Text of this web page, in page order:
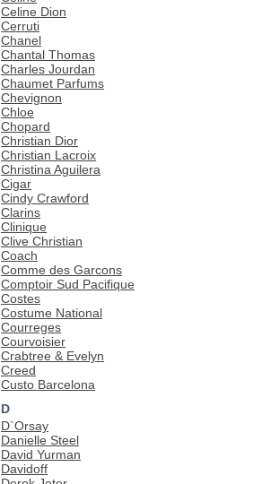
Celine Dion
Cerruti
Chanel
Chantal Thomas
Charles Jourdan
Chaumet Parfums
Chevignon
Chloe
Chopard
Christian Dior
Christian Lacroix
Christina Aguilera
Cigar
Cindy Crawford
Clarins
Clinique
Clive Christian
Coach
Comme des Garcons
Comptoir Sud Pacifique
Costes
Costume National
Courreges
Courvoisier
Crabtree & Evelyn
Creed
Custo Barcelona
D
D`Orsay
Danielle Steel
David Yurman
Davidoff